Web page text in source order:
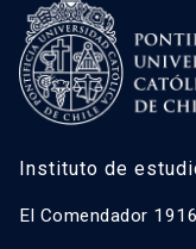
Instituto de
El Comendador